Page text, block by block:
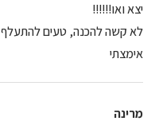
יצא ואו!!!!!!
לא קשה להכנה, טעים להתעלף
אימצתי
מרינה